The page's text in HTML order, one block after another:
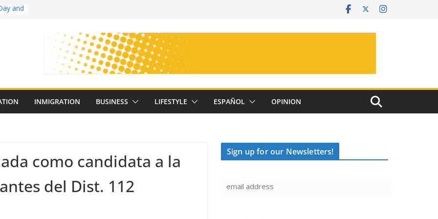
and
25
INMIGRATION BUSINESS LIFESTYLE ESPAÑOL OPINION
como candidata a la
del Dist. 112
Sign up for our Newsletters!